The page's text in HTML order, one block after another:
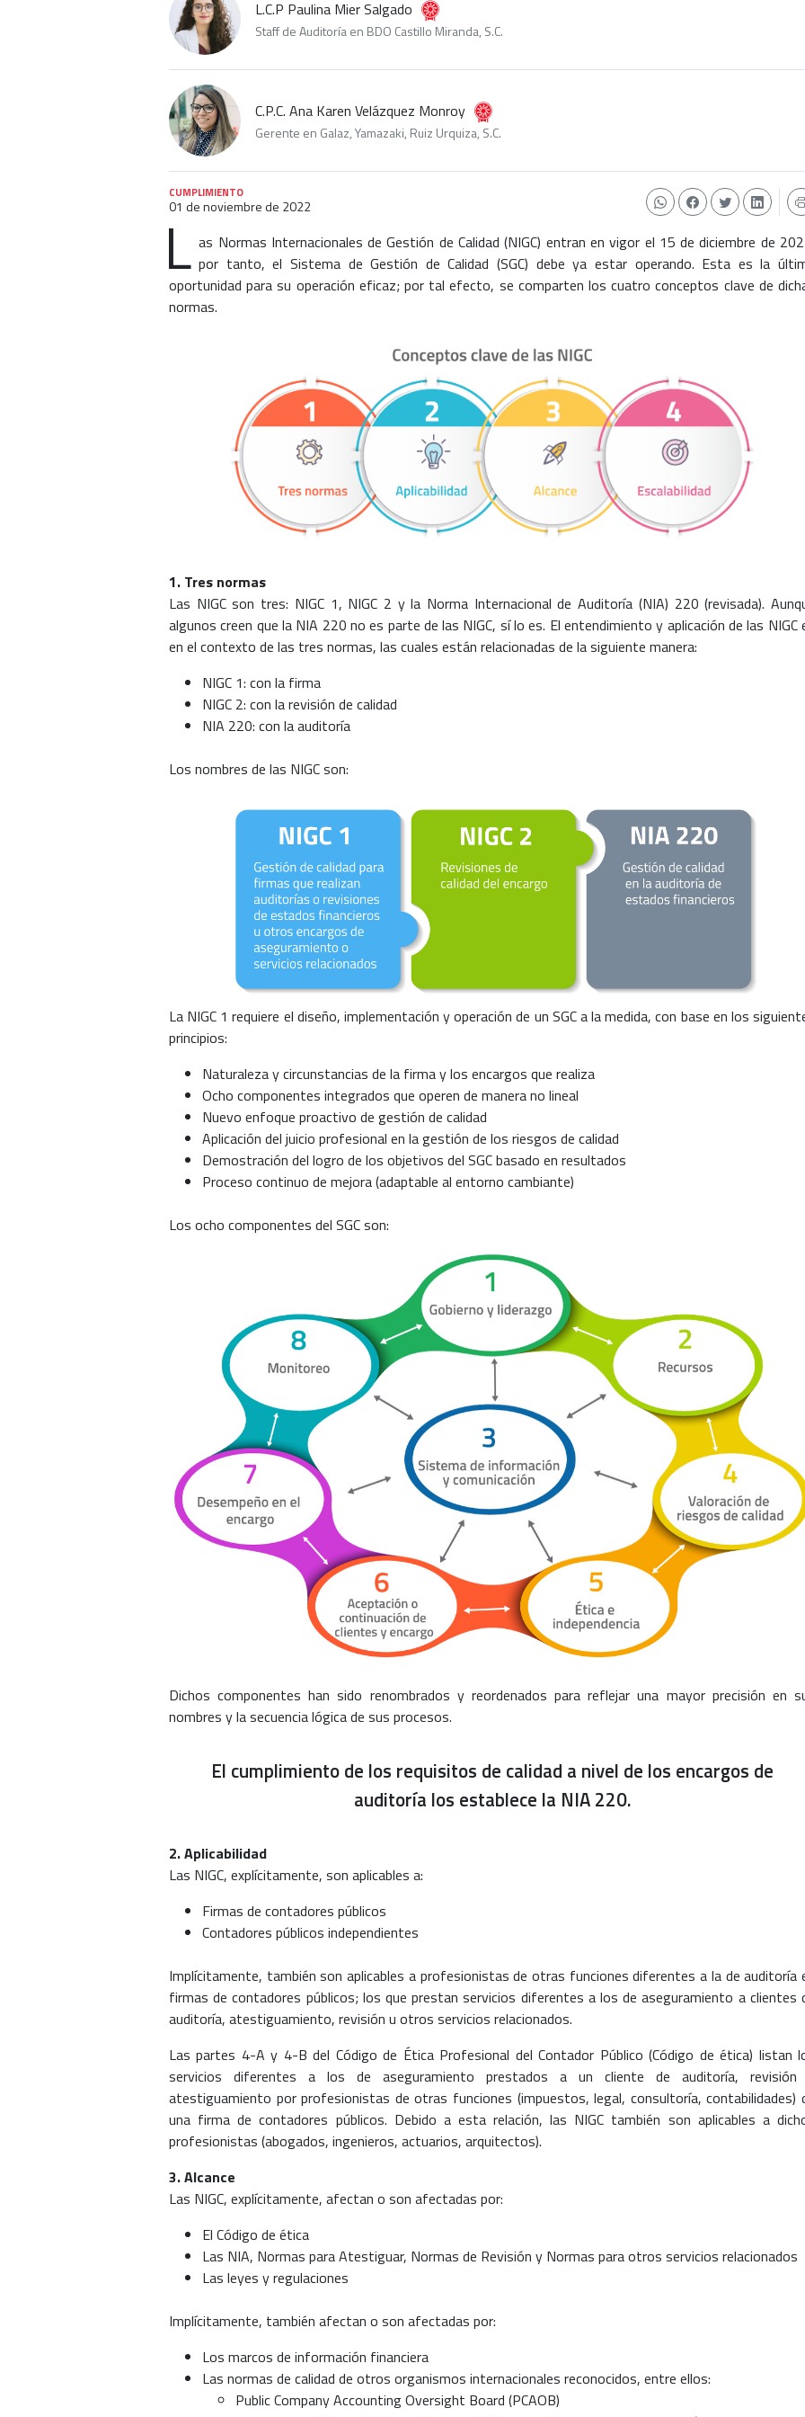
L.C.P Paulina Mier Salgado
Staff de Auditoría en BDO Castillo Miranda, S.C.
C.P.C. Ana Karen Velázquez Monroy
Gerente en Galaz, Yamazaki, Ruiz Urquiza, S.C.
CUMPLIMIENTO
01 de noviembre de 2022
L as Normas Internacionales de Gestión de Calidad (NIGC) entran en vigor el 15 de diciembre de
por tanto, el Sistema de Gestión de Calidad (SGC) debe ya estar operando. Esta es la
oportunidad para su operación eficaz; por tal efecto, se comparten los cuatro conceptos clave de
normas.
1. Tres normas
Las NIGC son tres: NIGC 1, NIGC 2 y la Norma Internacional de Auditoría (NIA) 220 (revisada).
algunos creen que la NIA 220 no es parte de las NIGC, sí lo es. El entendimiento y aplicación de las NIGC
en el contexto de las tres normas, las cuales están relacionadas de la siguiente manera:
NIGC 1: con la firma
NIGC 2: con la revisión de calidad
NIA 220: con la auditoría
Los nombres de las NIGC son:
La NIGC 1 requiere el diseño, implementación y operación de un SGC a la medida, con base en los
principios:
Naturaleza y circunstancias de la firma y los encargos que realiza
Ocho componentes integrados que operen de manera no lineal
Nuevo enfoque proactivo de gestión de calidad
Aplicación del juicio profesional en la gestión de los riesgos de calidad
Demostración del logro de los objetivos del SGC basado en resultados
Proceso continuo de mejora (adaptable al entorno cambiante)
Los ocho componentes del SGC son:
Dichos componentes han sido renombrados y reordenados para reflejar una mayor precisión en
nombres y la secuencia lógica de sus procesos.
El cumplimiento de los requisitos de calidad a nivel de los encargos de
auditoría los establece la NIA 220.
2. Aplicabilidad
Las NIGC, explícitamente, son aplicables a:
Firmas de contadores públicos
Contadores públicos independientes
Implícitamente, también son aplicables a profesionistas de otras funciones diferentes a la de auditoría
firmas de contadores públicos; los que prestan servicios diferentes a los de aseguramiento a clientes
auditoría, atestiguamiento, revisión u otros servicios relacionados.
Las partes 4-A y 4-B del Código de Ética Profesional del Contador Público (Código de ética) listan
servicios diferentes a los de aseguramiento prestados a un cliente de auditoría,
atestiguamiento por profesionistas de otras funciones (impuestos, legal, consultoría, contabilidades)
una firma de contadores públicos. Debido a esta relación, las NIGC también son aplicables a
profesionistas (abogados, ingenieros, actuarios, arquitectos).
3. Alcance
Las NIGC, explícitamente, afectan o son afectadas por:
El Código de ética
Las NIA, Normas para Atestiguar, Normas de Revisión y Normas para otros servicios relacionados
Las leyes y regulaciones
Implícitamente, también afectan o son afectadas por:
Los marcos de información financiera
Las normas de calidad de otros organismos internacionales reconocidos, entre ellos:
Public Company Accounting Oversight Board (PCAOB)